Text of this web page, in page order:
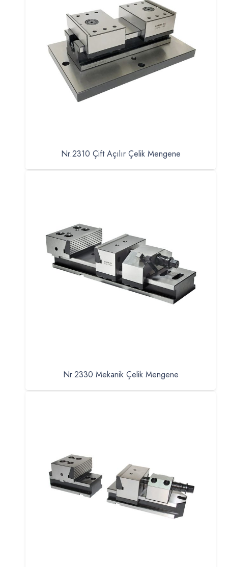
Nr.2310 Çift Açılır Çelik Mengene
Nr.2330 Mekanik Çelik Mengene